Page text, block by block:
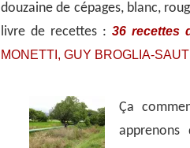
douzaine de cépages, blanc,
livre de recettes :36 recettes
MONETTI, GUY BROGLIA-
Ça